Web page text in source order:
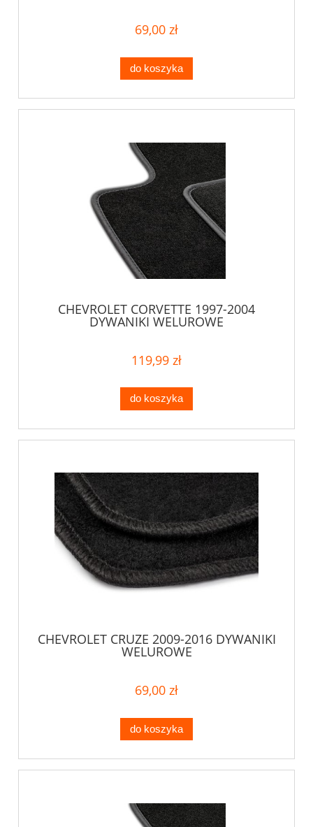
69,00 zł
do koszyka
CHEVROLET CORVETTE 1997-2004
DYWANIKI WELUROWE
119,99 zł
do koszyka
CHEVROLET CRUZE 2009-2016 DYWANIKI
WELUROWE
69,00 zł
do koszyka